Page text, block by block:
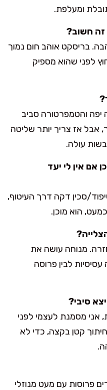
ומעלפת.
זה חשוב?
בריסקט אוהב חום נמוך
לפני שהוא מספיק
והטמפרטורה סביב
אבל אז צריך יותר שליטה
עולה.
אם אין לי יעד
סכין דקה דרך העיטוף,
הוא מוכן.
מנוחה עושה את
לבין פרוסה
סיבי?
אני מסמנת לעצמי לפני
חיתוך קטן בקצה, כדי לא
פרוסות עם מעט מנוזלי